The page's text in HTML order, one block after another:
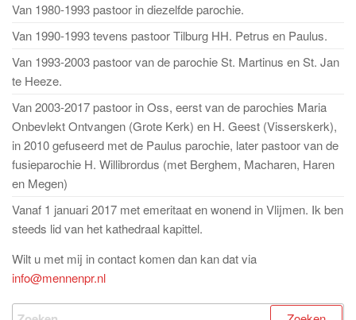
Van 1980-1993 pastoor in diezelfde parochie.
Van 1990-1993 tevens pastoor Tilburg HH. Petrus en Paulus.
Van 1993-2003 pastoor van de parochie St. Martinus en St. Jan
te Heeze.
Van 2003-2017 pastoor in Oss, eerst van de parochies Maria
Onbevlekt Ontvangen (Grote Kerk) en H. Geest (Visserskerk),
in 2010 gefuseerd met de Paulus parochie, later pastoor van de
fusieparochie H. Willibrordus (met Berghem, Macharen, Haren
en Megen)
Vanaf 1 januari 2017 met emeritaat en wonend in Vlijmen. Ik ben
steeds lid van het kathedraal kapittel.
Wilt u met mij in contact komen dan kan dat via
info@mennenpr.nl
Zoeken